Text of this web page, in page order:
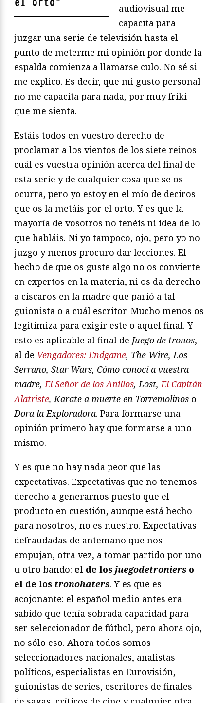
audiovisual me
capacita para
juzgar una serie de televisión hasta el
punto de meterme mi opinión por donde la
espalda comienza a llamarse culo. No sé si
me explico. Es decir, que mi gusto personal
no me capacita para nada, por muy friki
que me sienta.
Estáis todos en vuestro derecho de
proclamar a los vientos de los siete reinos
cuál es vuestra opinión acerca del final de
esta serie y de cualquier cosa que se os
ocurra, pero yo estoy en el mío de deciros
que os la metáis por el orto. Y es que la
mayoría de vosotros no tenéis ni idea de lo
que habláis. Ni yo tampoco, ojo, pero yo no
juzgo y menos procuro dar lecciones. El
hecho de que os guste algo no os convierte
en expertos en la materia, ni os da derecho
a ciscaros en la madre que parió a tal
guionista o a cuál escritor. Mucho menos os
legitimiza para exigir este o aquel final. Y
esto es aplicable al final de Juego de tronos,
al de Vengadores: Endgame, The Wire, Los
Serrano, Star Wars, Cómo conocí a vuestra
madre,El Señor de los Anillos, Lost,El Capitán
Alatriste, Karate a muerte en Torremolinos o
Dora la Exploradora. Para formarse una
opinión primero hay que formarse a uno
mismo.
Y es que no hay nada peor que las
expectativas. Expectativas que no tenemos
derecho a generarnos puesto que el
producto en cuestión, aunque está hecho
para nosotros, no es nuestro. Expectativas
defraudadas de antemano que nos
empujan, otra vez, a tomar partido por uno
u otro bando: el de los juegodetroniers o
el de los tronohaters. Y es que es
acojonante: el español medio antes era
sabido que tenía sobrada capacidad para
ser seleccionador de fútbol, pero ahora ojo,
no sólo eso. Ahora todos somos
seleccionadores nacionales, analistas
políticos, especialistas en Eurovisión,
guionistas de series, escritores de finales